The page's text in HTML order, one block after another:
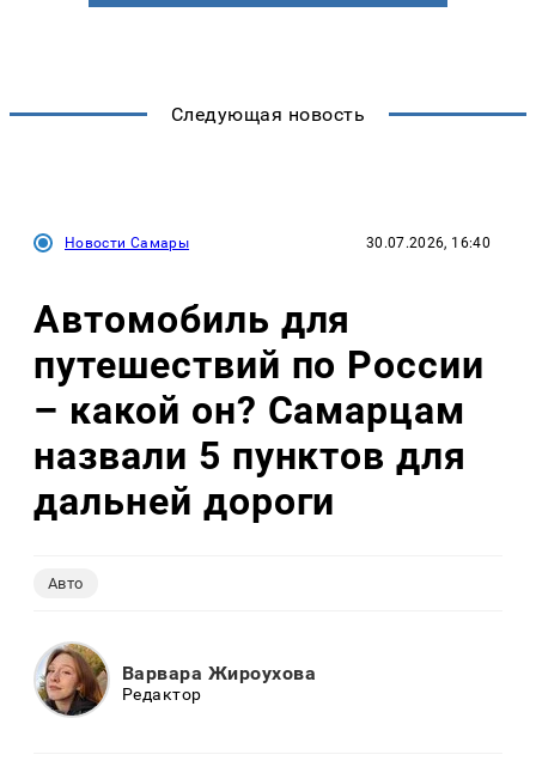
Следующая новость
Новости Самары 30.07.2026, 16:40
Автомобиль для
путешествий по России
– какой он? Самарцам
назвали 5 пунктов для
дальней дороги
Авто
Варвара Жироухова
Редактор